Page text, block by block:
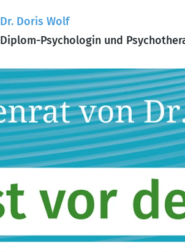
Dr. Doris Wolf
Diplom-Psychologin und